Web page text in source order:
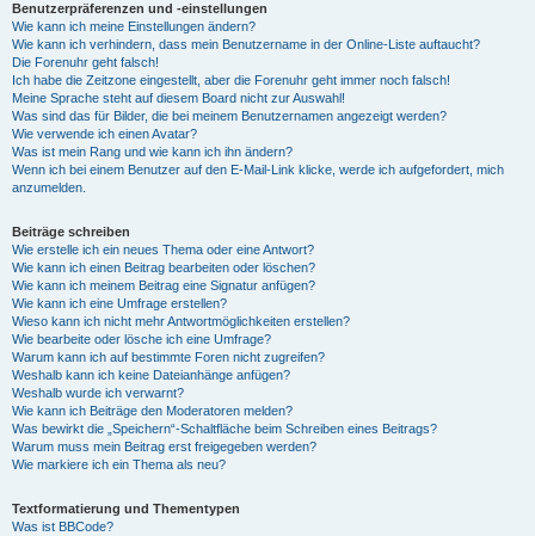
Benutzerpräferenzen und -einstellungen
Wie kann ich meine Einstellungen ändern?
Wie kann ich verhindern, dass mein Benutzername in der Online-Liste auftaucht?
Die Forenuhr geht falsch!
Ich habe die Zeitzone eingestellt, aber die Forenuhr geht immer noch falsch!
Meine Sprache steht auf diesem Board nicht zur Auswahl!
Was sind das für Bilder, die bei meinem Benutzernamen angezeigt werden?
Wie verwende ich einen Avatar?
Was ist mein Rang und wie kann ich ihn ändern?
Wenn ich bei einem Benutzer auf den E-Mail-Link klicke, werde ich aufgefordert, mich
anzumelden.
Beiträge schreiben
Wie erstelle ich ein neues Thema oder eine Antwort?
Wie kann ich einen Beitrag bearbeiten oder löschen?
Wie kann ich meinem Beitrag eine Signatur anfügen?
Wie kann ich eine Umfrage erstellen?
Wieso kann ich nicht mehr Antwortmöglichkeiten erstellen?
Wie bearbeite oder lösche ich eine Umfrage?
Warum kann ich auf bestimmte Foren nicht zugreifen?
Weshalb kann ich keine Dateianhänge anfügen?
Weshalb wurde ich verwarnt?
Wie kann ich Beiträge den Moderatoren melden?
Was bewirkt die „Speichern“-Schaltfläche beim Schreiben eines Beitrags?
Warum muss mein Beitrag erst freigegeben werden?
Wie markiere ich ein Thema als neu?
Textformatierung und Thementypen
Was ist BBCode?